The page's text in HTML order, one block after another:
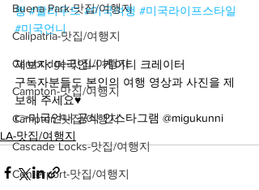
Buena Park-맛집/여행지
Calipatria-맛집/여행지
Cambridge-맛집/여행지
Campton-맛집/여행지
Campton-맛집/여행지
Cascade Locks-맛집/여행지
Centerport-맛집/여행지
행 #할리우드 #미국여행 #미국라이프스타일
#미국언니
제보자: 미국언니 케이티 크레이터
구독자분들도 본인의 여행 영상과 사진을 제
보해 주세요♥️
👉미국언니 공식 인스타그램 @migukunni
LA-맛집/여행지